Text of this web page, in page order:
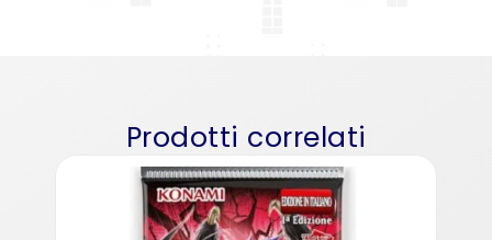
Prodotti correlati